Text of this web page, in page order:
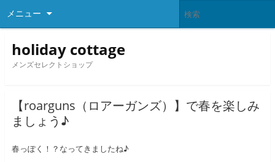
メニュー
holiday cottage
メンズセレクトショップ
【roarguns（ロアーガンズ）】で春を楽しみ
ましょう♪
春っぽく！？なってきましたね♪